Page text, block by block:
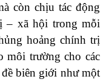
còn chịu tác động
– xã hội trong mỗi
hoảng chính trị
môi trường cho các
biên giới như một